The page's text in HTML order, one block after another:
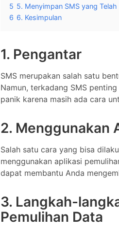
5 5. Menyimpan SMS yang
6 6. Kesimpulan
1. Pengantar
SMS merupakan salah satu
Namun, terkadang SMS
panik karena masih ada cara
2. Menggunakan
Salah satu cara yang bisa
menggunakan aplikasi
dapat membantu Anda
3. Langkah-
Pemulihan Data